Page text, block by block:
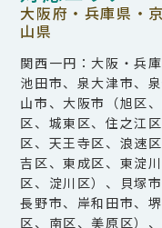
大阪府・兵庫県・
山県
関西一円：大阪・兵
池田市、泉大津市、
山市、大阪市（旭区
区、城東区、住之江
区、天王寺区、浪速
吉区、東成区、東淀
区、淀川区）、貝塚
長野市、岸和田市、
区、南区、美原区）